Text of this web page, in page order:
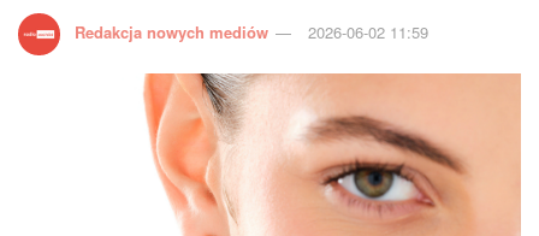
Redakcja nowych mediów 2026-06-02 11:59